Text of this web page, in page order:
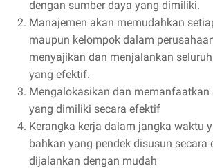
dengan sumber daya yang dimiliki.
Manajemen akan memudahkan
maupun kelompok dalam
menyajikan dan menjalankan
yang efektif.
Mengalokasikan dan memanfaatkan
yang dimiliki secara efektif
Kerangka kerja dalam jangka waktu
bahkan yang pendek disusun secara
dijalankan dengan mudah